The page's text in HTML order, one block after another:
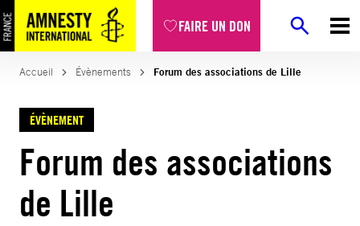
FAIRE UN DON
Accueil Évènements Forum des associations de Lille
ÉVÈNEMENT
Forum des associations
de Lille